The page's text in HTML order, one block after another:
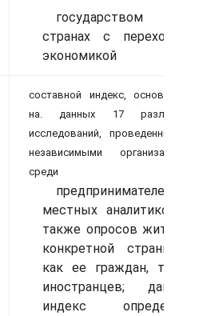
государством в
странах с переходной
экономикой
составной индекс, основанный
на. данных 17 различных
исследований, проведенных 13
независимыми организациями
среди
предпринимателей и
местных аналитиков, а
также опросов жителей
конкретной страны —
как ее граждан, так и
иностранцев; данный
индекс определяет